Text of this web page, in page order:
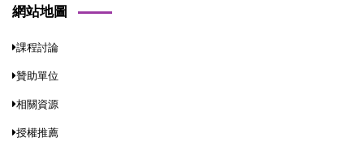
網站地圖
課程討論
贊助單位
相關資源
授權推薦